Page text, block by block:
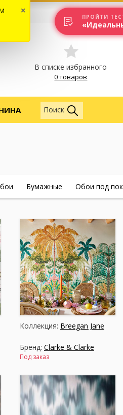
В списке избранного
0 товаров
Везде
Поиск
Бумажные Обои под
Коллекция: Breegan Jane
Бренд: Clarke & Clarke
Под заказ
×
ПРОЙТИ